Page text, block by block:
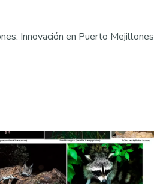
Innovación en Puerto Mejillones